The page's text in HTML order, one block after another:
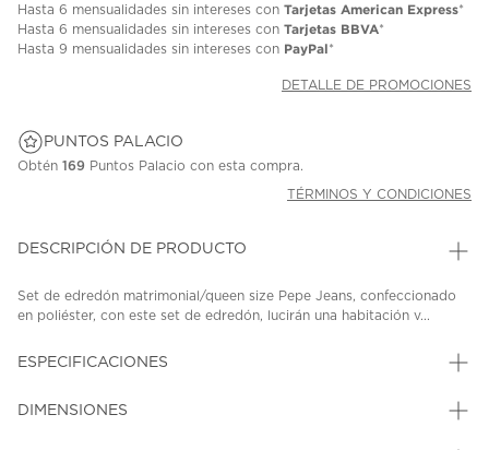
Hasta 6 mensualidades sin intereses con Tarjetas American Express*
Hasta 6 mensualidades sin intereses con Tarjetas BBVA*
Hasta 9 mensualidades sin intereses con PayPal*
DETALLE DE PROMOCIONES
PUNTOS PALACIO
Obtén 169 Puntos Palacio con esta compra.
TÉRMINOS Y CONDICIONES
DESCRIPCIÓN DE PRODUCTO
Set de edredón matrimonial/queen size Pepe Jeans, confeccionado
en poliéster, con este set de edredón, lucirán una habitación v...
ESPECIFICACIONES
DIMENSIONES